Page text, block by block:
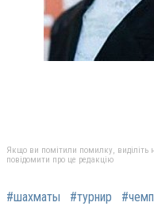
Якщо ви помітили помилку, виділіть
повідомити про це редакцію
#шахматы #турнир